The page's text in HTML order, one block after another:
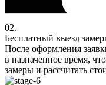
02.
Бесплатный выезд
После оформления
в назначенное время,
замеры и рассчитать